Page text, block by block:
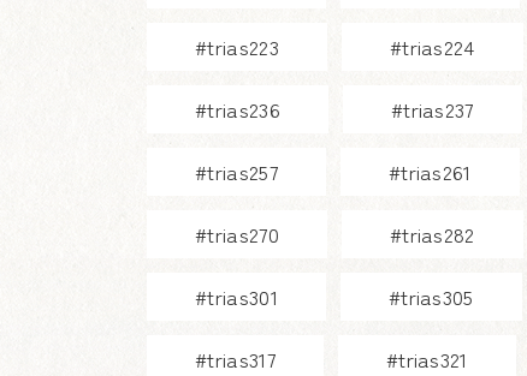
#trias223 #trias224
#trias236 #trias237
#trias257 #trias261
#trias270 #trias282
#trias301 #trias305
#trias317 #trias321